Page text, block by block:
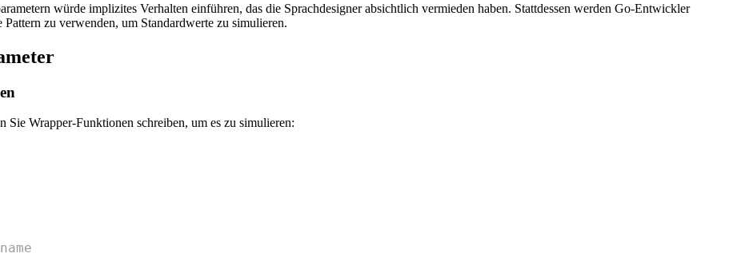
würde implizites Verhalten einführen, das die Sprachdesigner absichtlich vermieden haben. Stattdessen werden Go-Entwickler
zu verwenden, um Standardwerte zu simulieren.
Wrapper-Funktionen schreiben, um es zu simulieren: